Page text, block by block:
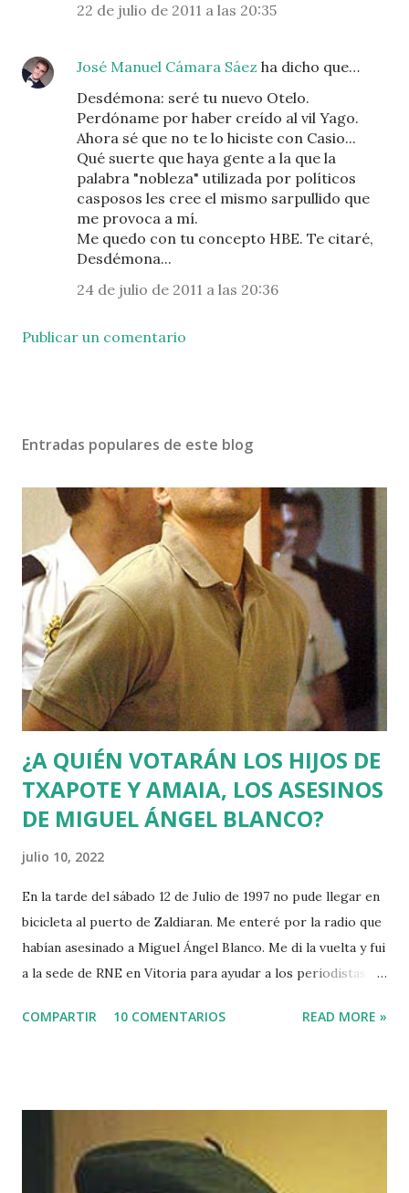
22 de julio de 2011 a las 20:35
José Manuel Cámara Sáez ha dicho que…
Desdémona: seré tu nuevo Otelo.
Perdóname por haber creído al vil Yago.
Ahora sé que no te lo hiciste con Casio...
Qué suerte que haya gente a la que la
palabra "nobleza" utilizada por políticos
casposos les cree el mismo sarpullido que
me provoca a mí.
Me quedo con tu concepto HBE. Te citaré,
Desdémona...
24 de julio de 2011 a las 20:36
Publicar un comentario
Entradas populares de este blog
¿A QUIÉN VOTARÁN LOS HIJOS DE
TXAPOTE Y AMAIA, LOS ASESINOS
DE MIGUEL ÁNGEL BLANCO?
julio 10, 2022
En la tarde del sábado 12 de Julio de 1997 no pude llegar en
bicicleta al puerto de Zaldiaran. Me enteré por la radio que
habían asesinado a Miguel Ángel Blanco. Me di la vuelta y fui
a la sede de RNE en Vitoria para ayudar a los periodistas
pudiera ocurrir después de que se cumpliera el plazo de 48
Batasuna, Rufi Etxeberria, que hasta el año pasado fue
dirigente de Sortu. Tras aquel vil secuestro, las calles de
COMPARTIR 10 COMENTARIOS READ MORE »